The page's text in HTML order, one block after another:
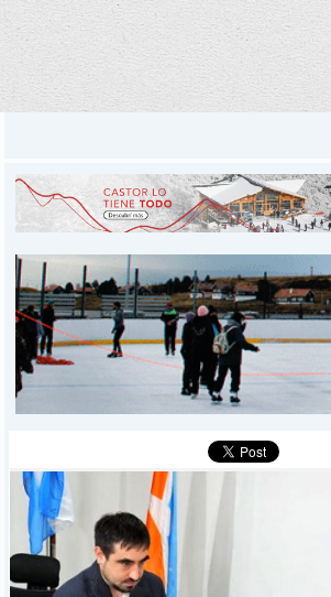
INICIO
PROVINCIALES
DEPORTES
POLICIALES
I-DIARIO
MÁS
BÚSQUEDA